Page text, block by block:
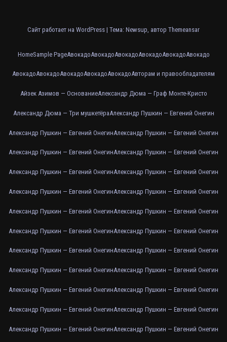
Сайт работает на WordPress | Тема: Newsup, автор Themeansar
HomeSample PageАвокадоАвокадоАвокадоАвокадоАвокадоАвокадо
АвокадоАвокадоАвокадоАвокадоАвокадоАвторам и правообладателям
Айзек Азимов — ОснованиеАлександр Дюма — Граф Монте-Кристо
Александр Дюма — Три мушкетёраАлександр Пушкин — Евгений Онегин
Александр Пушкин — Евгений ОнегинАлександр Пушкин — Евгений Онегин
Александр Пушкин — Евгений ОнегинАлександр Пушкин — Евгений Онегин
Александр Пушкин — Евгений ОнегинАлександр Пушкин — Евгений Онегин
Александр Пушкин — Евгений ОнегинАлександр Пушкин — Евгений Онегин
Александр Пушкин — Евгений ОнегинАлександр Пушкин — Евгений Онегин
Александр Пушкин — Евгений ОнегинАлександр Пушкин — Евгений Онегин
Александр Пушкин — Евгений ОнегинАлександр Пушкин — Евгений Онегин
Александр Пушкин — Евгений ОнегинАлександр Пушкин — Евгений Онегин
Александр Пушкин — Евгений ОнегинАлександр Пушкин — Евгений Онегин
Александр Пушкин — Евгений ОнегинАлександр Пушкин — Евгений Онегин
Александр Пушкин — Евгений ОнегинАлександр Пушкин — Евгений Онегин